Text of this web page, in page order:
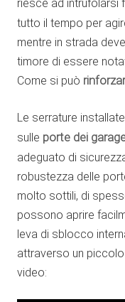
riesce ad intrufolarsi
tutto il tempo per
mentre in strada
timore di essere
Come si può
Le serrature
sulle porte dei
adeguato di
robustezza delle
molto sottili, di
possono aprire
leva di sblocco
attraverso un
video: